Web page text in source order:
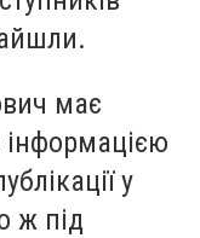
має
у
ж під